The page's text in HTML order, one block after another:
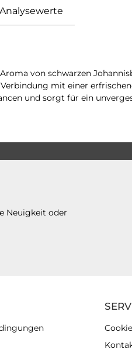
Analysewerte
von schwarzen
mit einer
und sorgt für ein
Neuigkeit oder